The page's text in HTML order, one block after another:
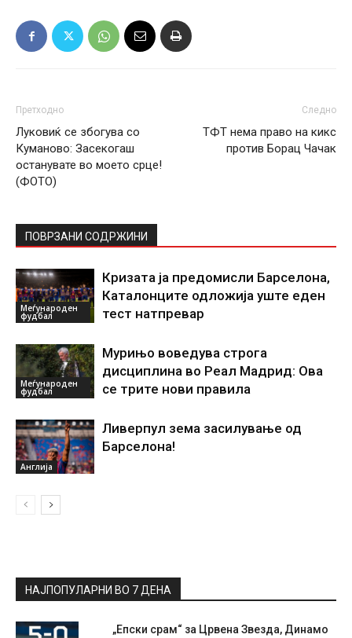
Претходно
Луковиќ се збогува со
Куманово: Засекогаш
останувате во моето срце!
(ФОТО)
Следно
ТФТ нема право на кикс
против Борац Чачак
ПОВРЗАНИ СОДРЖИНИ
Меѓународен
фудбал
Кризата ја предомисли Барселона,
Каталонците одложија уште еден
тест натпревар
Меѓународен
фудбал
Мурињо воведува строга
дисциплина во Реал Мадрид: Ова
се трите нови правила
Англија
Ливерпул зема засилување од
Барселона!
НАЈПОПУЛАРНИ ВО 7 ДЕНА
„Епски срам“ за Црвена Звезда, Динамо